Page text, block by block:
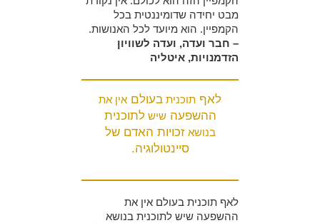
מבט יחידה שדומיננטית בכל
הקמפיין. הוא מיועד לכל האנושות.
– חבר ועדה, ועדה לשוויון
הזדמנויות, איטליה
לאף תוכנית בעולם אין את
ההשפעהשישלתוכנית
בנושאזכויות האדם של
סיינטולוגיה.
לאף תוכנית בעולם אין את
ההשפעה שיש לתוכנית בנושא